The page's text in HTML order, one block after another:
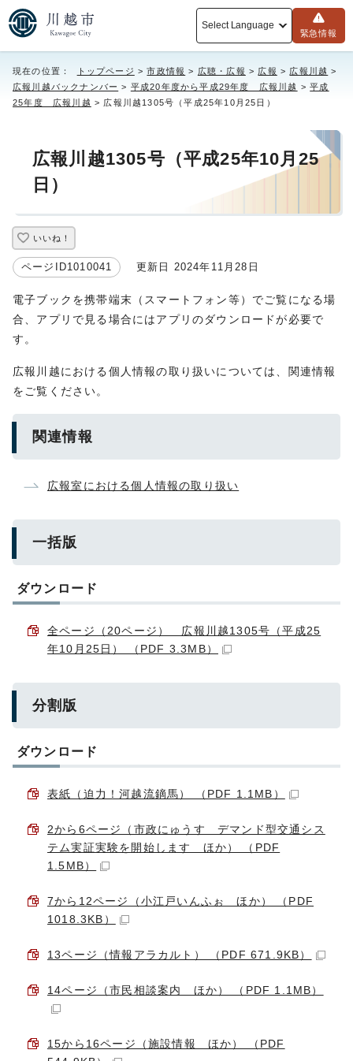
Select Language
緊急情報
現在の位置： トップページ >市政情報 > 広聴・広報 > 広報 > 広報川越 >
広報川越バックナンバー > 平成20年度から平成29年度 広報川越 >平成
25年度 広報川越 > 広報川越1305号（平成25年10月25日）
広報川越1305号（平成25年10月25
日）
いいね！
ページID1010041 更新日 2024年11月28日
電子ブックを携帯端末（スマートフォン等）でご覧になる場
合、アプリで見る場合にはアプリのダウンロードが必要で
す。
広報川越における個人情報の取り扱いについては、関連情報
をご覧ください。
関連情報
広報室における個人情報の取り扱い
一括版
ダウンロード
全ページ（20ページ） 広報川越1305号（平成25
年10月25日） （PDF 3.3MB）
分割版
ダウンロード
表紙（迫力！河越流鏑馬） （PDF 1.1MB）
2から6ページ（市政にゅうす デマンド型交通シス
テム実証実験を開始します ほか） （PDF
1.5MB）
7から12ページ（小江戸いんふぉ ほか） （PDF
1018.3KB）
13ページ（情報アラカルト） （PDF 671.9KB）
14ページ（市民相談案内 ほか） （PDF 1.1MB）
15から16ページ（施設情報 ほか） （PDF